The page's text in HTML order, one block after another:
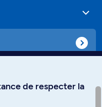
de respecter la